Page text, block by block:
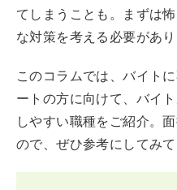
てしまうことも。まずは
な対策を考える必要があり
このコラムでは、バイト
ートの方に向けて、バイ
しやすい職種をご紹介。
ので、ぜひ参考にしてみて